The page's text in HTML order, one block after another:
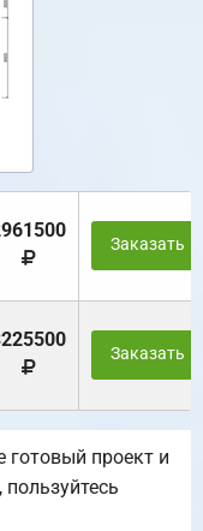
Заказать
Заказать
готовый проект и